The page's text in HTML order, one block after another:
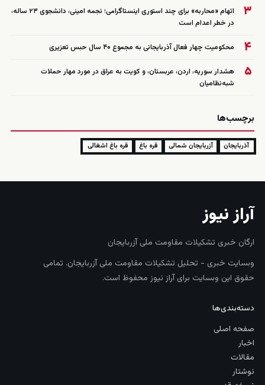
۳
اتهام «محاربه» برای چند استوری اینستاگرامی؛ نجمه امینی، دانشجوی ۲۳ ساله،
در خطر اعدام است
۴ محکومیت چهار فعال آذربایجانی به مجموع ۴۰ سال حبس تعزیری
۵
هشدار سوریه، اردن، عربستان، و کویت به عراق در مورد مهار حملات
شبه‌نظامیان
برچسب‌ها
آذربایجان آزربایجان شمالی قره باغ قره باغ اشغالی
آراز نیوز
ارگان خبری تشکیلات مقاومت ملی آزربایجان
وبسایت خبری - تحلیل تشکیلات مقاومت ملی آزربایجان. تمامی
حقوق این وبسایت برای آراز نیوز محفوظ است.
دسته‌بندی‌ها
صفحه اصلی
اخبار
مقالات
نوشتار